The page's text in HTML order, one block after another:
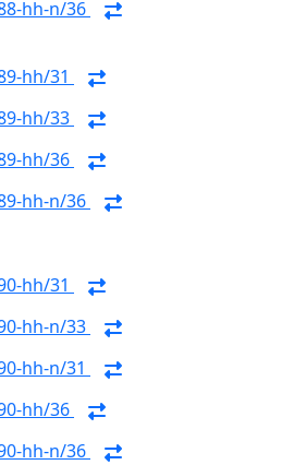
hh-n/36
hh/31
hh/33
hh/36
hh-n/36
hh/31
hh-n/33
hh-n/31
hh/36
hh-n/36